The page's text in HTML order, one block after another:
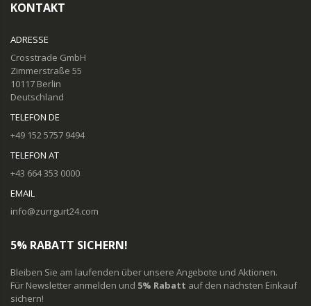
KONTAKT
ADRESSE
Crosstrade GmbH
Zimmerstraße 55
10117 Berlin
Deutschland
TELEFON DE
+49 152 5757 9494
TELEFON AT
+43 664 353 0000
EMAIL
info@zurrgurt24.com
5% RABATT SICHERN!
Bleiben Sie am laufenden über unsere Angebote und Aktionen.
Für Newsletter anmelden und 5% Rabatt auf den nächsten Einkauf
sichern!